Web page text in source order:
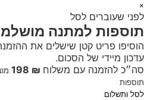
×
לפני שעוברים לסל
תוספות למתנה
הוסיפו פריט קטן שישלים את
עדכון מיידי של הסכום.
סה״כ להזמנה עם משלוח ₪ 198
תוספות
לסל ותשלום